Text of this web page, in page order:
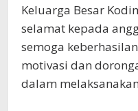
Keluarga Besar
selamat kepada
semoga
motivasi dan
dalam